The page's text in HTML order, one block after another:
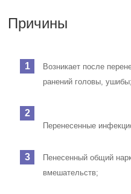
Причины
Возникает после
ранений головы, ушибы;
Перенесенные
Пенесенный общий
вмешательств;